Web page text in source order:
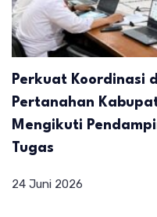
Perkuat Koordinasi
Pertanahan
Mengikuti
Tugas
24 Juni 2026